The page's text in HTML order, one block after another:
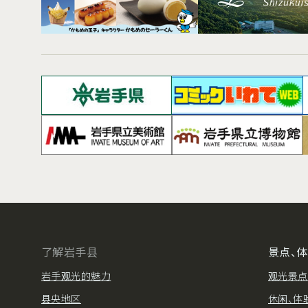
了解岩手县
岩手观光的魅力
县央地区
景点、
观光景点
休闲、体